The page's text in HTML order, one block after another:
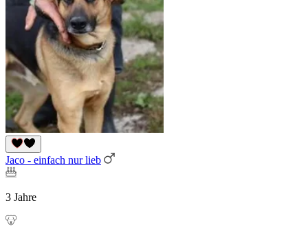
Jaco - einfach nur lieb
3 Jahre